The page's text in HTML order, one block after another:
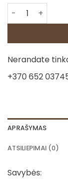
produkto
Nerandate
+370 652
APRAŠYMAS
ATSILIEPIMAI (0)
Savybės: